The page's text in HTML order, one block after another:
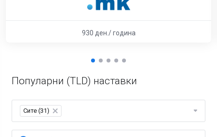
930 ден./ година
Популарни (TLD) наставки
Сите (31) ×